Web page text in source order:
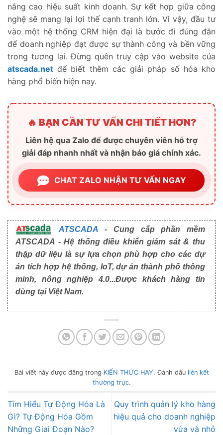
nâng cao hiệu suất kinh doanh. Sự kết hợp giữa công
nghệ sẽ mang lại lợi thế cạnh tranh lớn. Vì vậy, đầu tư
vào một hệ thống CRM hiện đại là bước đi đúng đắn
để doanh nghiệp đạt được sự thành công và bền vững
trong tương lai. Đừng quên truy cập vào website của
atscada.net để biết thêm các giải pháp số hóa kho
hàng phổ biến hiện nay.
🔥 BẠN CẦN TƯ VẤN CHI TIẾT HƠN?
Liên hệ qua Zalo để được chuyên viên hỗ trợ
giải đáp nhanh nhất và nhận báo giá chính xác.
CHAT ZALO NHẬN TƯ VẤN NGAY
ATSCADA - Cung cấp phần mềm
ATSCADA - Hệ thống điều khiển giám sát & thu
thập dữ liệu là sự lựa chọn phù hợp cho các dự
án tích hợp hệ thống, IoT, dự án thành phố thông
minh, nông nghiệp 4.0...Được khách hàng tin
dùng tại Việt Nam.
Bài viết này được đăng trong KIẾN THỨC HAY. Đánh dấu liên kết
thường trực.
Tìm Hiểu Tự Động Hóa Là
Gì? Tự Động Hóa Gồm
Những Giai Đoạn Nào?
Quy trình quản lý kho hàng
hiệu quả cho doanh nghiệp
vừa và nhỏ